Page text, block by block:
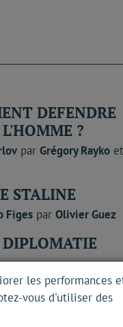
DEFENDRE
?
par GrégoryRayko et
STALINE
Figes par OlivierGuez
AshtonparLuc
les performances
vous d'utiliser des